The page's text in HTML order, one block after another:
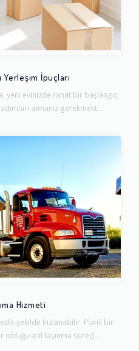
Yerleşim İpuçları
yeni evinizde rahat bir başlangıç
atmanız gerekmekt...
Hizmeti
şekilde hızlanabilir. Planlı bir
olduğu acil taşınma süreçl...